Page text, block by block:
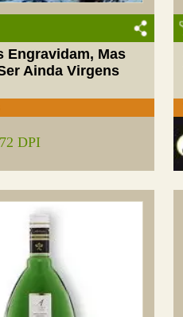
Engravidam, Mas
Ainda Virgens
72 DPI